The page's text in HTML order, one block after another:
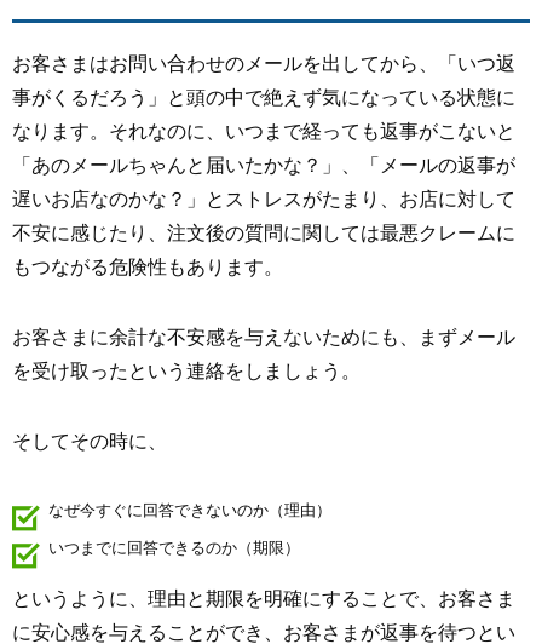
お客さまはお問い合わせのメールを出してから、「いつ返
事がくるだろう」と頭の中で絶えず気になっている状態に
なります。それなのに、いつまで経っても返事がこないと
「あのメールちゃんと届いたかな？」、「メールの返事が
遅いお店なのかな？」とストレスがたまり、お店に対して
不安に感じたり、注文後の質問に関しては最悪クレームに
もつながる危険性もあります。
お客さまに余計な不安感を与えないためにも、まずメール
を受け取ったという連絡をしましょう。
そしてその時に、
なぜ今すぐに回答できないのか（理由）
いつまでに回答できるのか（期限）
というように、理由と期限を明確にすることで、お客さま
に安心感を与えることができ、お客さまが返事を待つとい